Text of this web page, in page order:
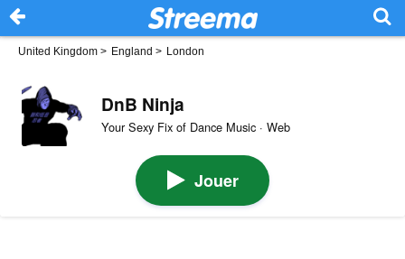
United Kingdom > England > London
DnB Ninja
Your Sexy Fix of Dance Music · Web
Jouer